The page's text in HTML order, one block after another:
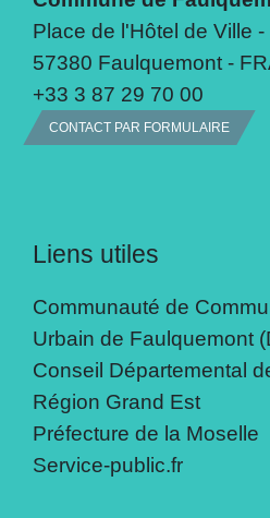
Place de l'Hôtel de Ville -
57380 Faulquemont -
+33 3 87 29 70 00
CONTACT PAR FORMULAIRE
Liens utiles
Communauté de
Urbain de Faulquemont
Conseil Départemental
Région Grand Est
Préfecture de la Moselle
Service-public.fr